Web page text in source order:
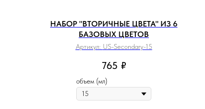
НАБОР "ВТОРИЧНЫЕ ЦВЕТА" ИЗ 6
БАЗОВЫХ ЦВЕТОВ
Артикул: US-Secondary-15
765 ₽
объем (мл)